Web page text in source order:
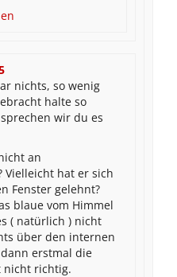
nichts, so wenig
halte so
wir du es
an
Vielleicht hat er sich
Fenster gelehnt?
blaue vom Himmel
( natürlich ) nicht
über den internen
erstmal die
nicht richtig.